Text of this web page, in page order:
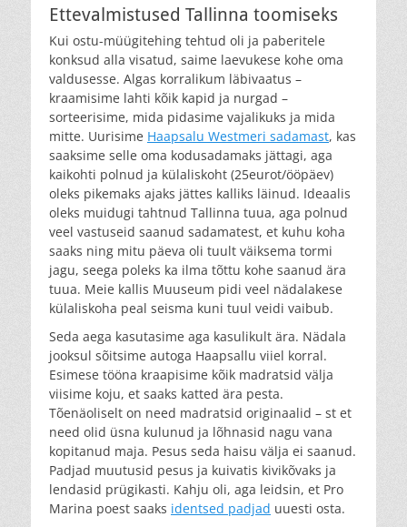
Ettevalmistused Tallinna toomiseks
Kui ostu-müügitehing tehtud oli ja paberitele
konksud alla visatud, saime laevukese kohe oma
valdusesse. Algas korralikum läbivaatus –
kraamisime lahti kõik kapid ja nurgad –
sorteerisime, mida pidasime vajalikuks ja mida
mitte. Uurisime Haapsalu Westmeri sadamast, kas
saaksime selle oma kodusadamaks jättagi, aga
kaikohti polnud ja külaliskoht (25eurot/ööpäev)
oleks pikemaks ajaks jättes kalliks läinud. Ideaalis
oleks muidugi tahtnud Tallinna tuua, aga polnud
veel vastuseid saanud sadamatest, et kuhu koha
saaks ning mitu päeva oli tuult väiksema tormi
jagu, seega poleks ka ilma tõttu kohe saanud ära
tuua. Meie kallis Muuseum pidi veel nädalakese
külaliskoha peal seisma kuni tuul veidi vaibub.
Seda aega kasutasime aga kasulikult ära. Nädala
jooksul sõitsime autoga Haapsallu viiel korral.
Esimese tööna kraapisime kõik madratsid välja
viisime koju, et saaks katted ära pesta.
Tõenäoliselt on need madratsid originaalid – st et
need olid üsna kulunud ja lõhnasid nagu vana
kopitanud maja. Pesus seda haisu välja ei saanud.
Padjad muutusid pesus ja kuivatis kivikõvaks ja
lendasid prügikasti. Kahju oli, aga leidsin, et Pro
Marina poest saaks identsed padjad uuesti osta.